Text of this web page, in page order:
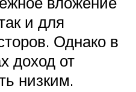
и для
Однако в
доход от
низким.